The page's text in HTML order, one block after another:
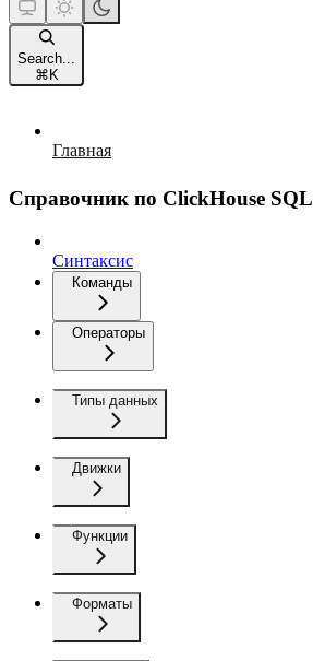
Search...
⌘ K
Главная
Справочник по ClickHouse SQL
Синтаксис
Команды
Операторы
Типы данных
Движки
Функции
Форматы